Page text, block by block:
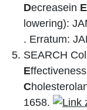
Decreasein E
lowering):
. Erratum:
SEARCH
E
C
1658.